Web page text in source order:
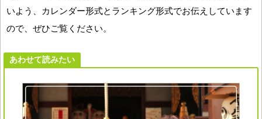
いよう、カレンダー形式とランキング形式でお伝えしています
ので、ぜひご覧ください。
あわせて読みたい